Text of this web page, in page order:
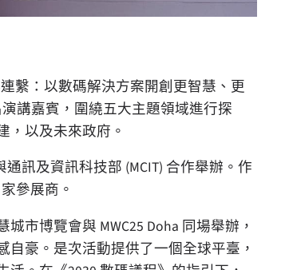
繫：以數碼解決方案開創更智慧、更
講嘉賓，圍繞五大主題領域進行探
，以及未來政府。
通訊及資訊科技部 (MCIT) 合作舉辦。作
參展商。
市博覽會與 MWC25 Doha 同場舉辦，
豪。是次活動提供了一個全球平臺，